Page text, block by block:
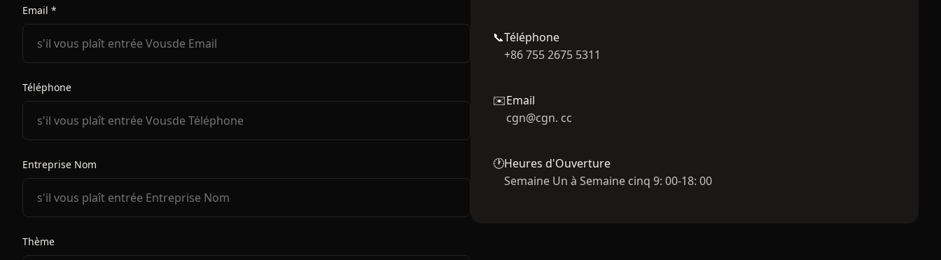
Email *
Téléphone
Entreprise Nom
Thème
📞Téléphone
+86 755 2675 5311
✉️Email
cgn@cgn. cc
🕐Heures d'Ouverture
Semaine Un à Semaine cinq 9: 00-18: 00